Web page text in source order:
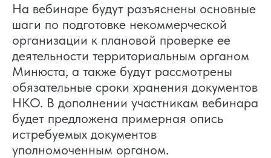
На вебинаре будут разъяснены основные
шаги по подготовке некоммерческой
организации к плановой проверке ее
деятельности территориальным органом
Минюста, а также будут рассмотрены
обязательные сроки хранения документов
НКО. В дополнении участникам вебинара
будет предложена примерная опись
истребуемых документов
уполномоченным органом.